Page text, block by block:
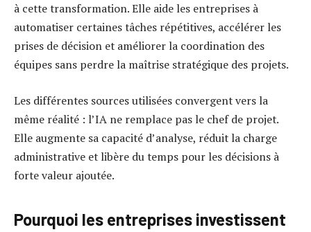
à cette transformation. Elle aide les entreprises à
automatiser certaines tâches répétitives, accélérer les
prises de décision et améliorer la coordination des
équipes sans perdre la maîtrise stratégique des projets.
Les différentes sources utilisées convergent vers la
même réalité : l’IA ne remplace pas le chef de projet.
Elle augmente sa capacité d’analyse, réduit la charge
administrative et libère du temps pour les décisions à
forte valeur ajoutée.
Pourquoi les entreprises investissent